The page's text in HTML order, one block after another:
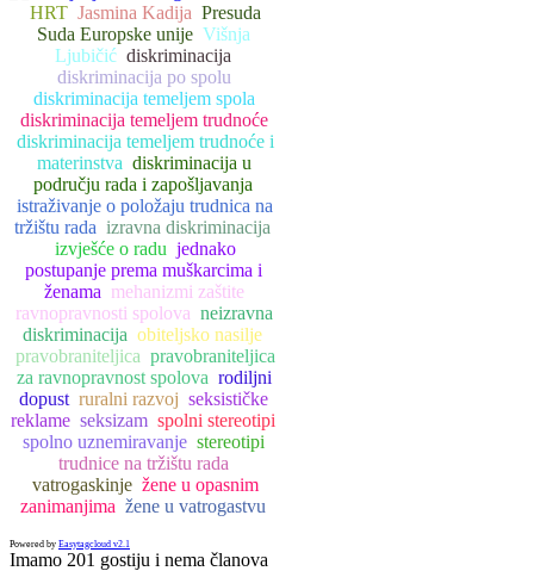
HRT Jasmina Kadija Presuda
Suda Europske unije Višnja
Ljubičić diskriminacija
diskriminacija po spolu
diskriminacija temeljem spola
diskriminacija temeljem trudnoće
diskriminacija temeljem trudnoće i
materinstva diskriminacija u
području rada i zapošljavanja
istraživanje o položaju trudnica na
tržištu rada izravna diskriminacija
izvješće o radu jednako
postupanje prema muškarcima i
ženama mehanizmi zaštite
ravnopravnosti spolova neizravna
diskriminacija obiteljsko nasilje
pravobraniteljica pravobraniteljica
za ravnopravnost spolova rodiljni
dopust ruralni razvoj seksističke
reklame seksizam spolni stereotipi
spolno uznemiravanje stereotipi
trudnice na tržištu rada
vatrogaskinje žene u opasnim
zanimanjima žene u vatrogastvu
Powered by Easytagcloud v2.1
Imamo 201 gostiju i nema članova